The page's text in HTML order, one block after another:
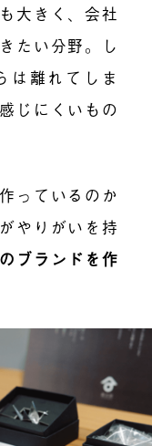
大きく、会社
たい分野。し
は離れてしま
じにくいもの
っているのか
やりがいを持
ブランドを作